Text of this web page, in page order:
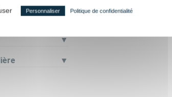
▼
des
▼
▼
Personnaliser Politique de confidentialité